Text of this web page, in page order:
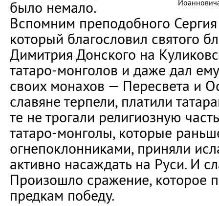
было немало.
Вспомним преподобного
который благословил святого
Димитрия Донского на
татаро-монголов и даже дал
своих монахов — Пересвета и
славяне терпели, платили
те не трогали религиозную
татаро-монголы, которые
огнепоклонниками, приняли
активно насаждать на Руси. И
Произошло сражение, которое
предкам победу.